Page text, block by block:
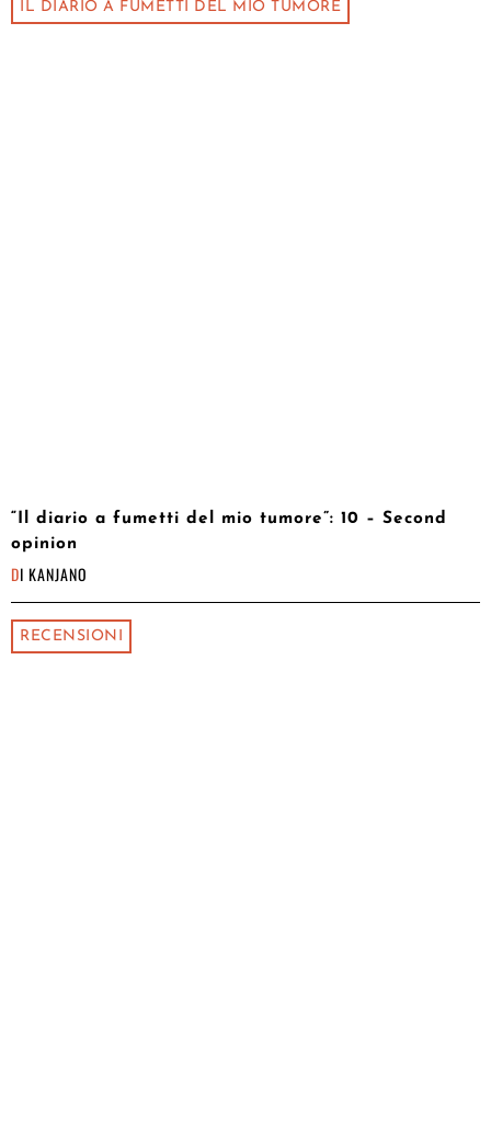
IL DIARIO A FUMETTI DEL MIO TUMORE
“Il diario a fumetti del mio tumore”: 10 – Second
opinion
DI KANJANO
RECENSIONI